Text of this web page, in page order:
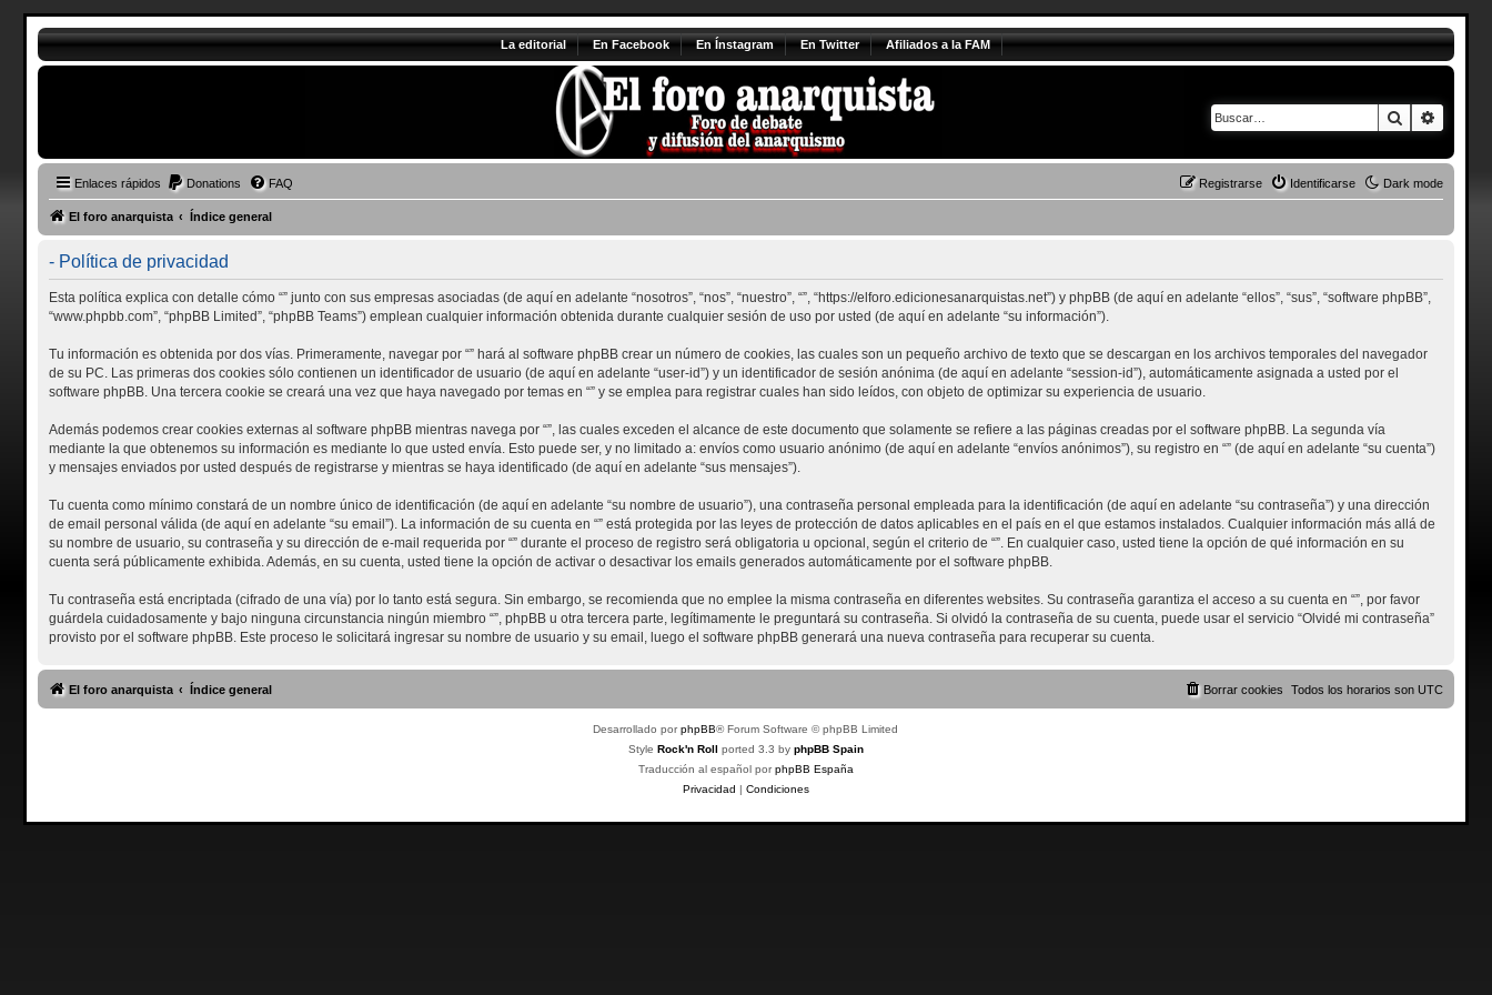
La editorial En Facebook En Ínstagram En Twitter Afiliados a la FAM
Buscar
Enlaces rápidos Dark mode
Donations FAQ Identificarse
Registrarse
El foro anarquista Índice general
- Política de privacidad
Esta política explica con detalle cómo “” junto con sus empresas asociadas (de aquí en adelante “nosotros”, “nos”, “nuestro”, “”, “https://elforo.edicionesanarquistas.net”) y phpBB (de aquí en adelante “ellos”, “sus”, “software phpBB”,
“www.phpbb.com”, “phpBB Limited”, “phpBB Teams”) emplean cualquier información obtenida durante cualquier sesión de uso por usted (de aquí en adelante “su información”).
Tu información es obtenida por dos vías. Primeramente, navegar por “” hará al software phpBB crear un número de cookies, las cuales son un pequeño archivo de texto que se descargan en los archivos temporales del navegador
de su PC. Las primeras dos cookies sólo contienen un identificador de usuario (de aquí en adelante “user-id”) y un identificador de sesión anónima (de aquí en adelante “session-id”), automáticamente asignada a usted por el
software phpBB. Una tercera cookie se creará una vez que haya navegado por temas en “” y se emplea para registrar cuales han sido leídos, con objeto de optimizar su experiencia de usuario.
Además podemos crear cookies externas al software phpBB mientras navega por “”, las cuales exceden el alcance de este documento que solamente se refiere a las páginas creadas por el software phpBB. La segunda vía
mediante la que obtenemos su información es mediante lo que usted envía. Esto puede ser, y no limitado a: envíos como usuario anónimo (de aquí en adelante “envíos anónimos”), su registro en “” (de aquí en adelante “su cuenta”)
y mensajes enviados por usted después de registrarse y mientras se haya identificado (de aquí en adelante “sus mensajes”).
Tu cuenta como mínimo constará de un nombre único de identificación (de aquí en adelante “su nombre de usuario”), una contraseña personal empleada para la identificación (de aquí en adelante “su contraseña”) y una dirección
de email personal válida (de aquí en adelante “su email”). La información de su cuenta en “” está protegida por las leyes de protección de datos aplicables en el país en el que estamos instalados. Cualquier información más allá de
su nombre de usuario, su contraseña y su dirección de e-mail requerida por “” durante el proceso de registro será obligatoria u opcional, según el criterio de “”. En cualquier caso, usted tiene la opción de qué información en su
cuenta será públicamente exhibida. Además, en su cuenta, usted tiene la opción de activar o desactivar los emails generados automáticamente por el software phpBB.
Tu contraseña está encriptada (cifrado de una vía) por lo tanto está segura. Sin embargo, se recomienda que no emplee la misma contraseña en diferentes websites. Su contraseña garantiza el acceso a su cuenta en “”, por favor
guárdela cuidadosamente y bajo ninguna circunstancia ningún miembro “”, phpBB u otra tercera parte, legítimamente le preguntará su contraseña. Si olvidó la contraseña de su cuenta, puede usar el servicio “Olvidé mi contraseña”
provisto por el software phpBB. Este proceso le solicitará ingresar su nombre de usuario y su email, luego el software phpBB generará una nueva contraseña para recuperar su cuenta.
El foro anarquista Índice general Todos los horarios sonUTC
Borrar cookies
Desarrollado porphpBB® Forum Software © phpBB Limited
Style Rock'n Roll ported 3.3 by phpBB Spain
Traducción al español porphpBB España
Privacidad | Condiciones